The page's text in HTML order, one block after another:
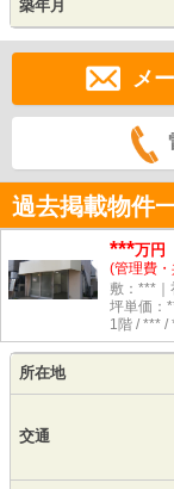
築年月
メ
過去掲載物件
***万円
(管理費
敷：***
坪単価：
1階 / *** /
所在地
交通